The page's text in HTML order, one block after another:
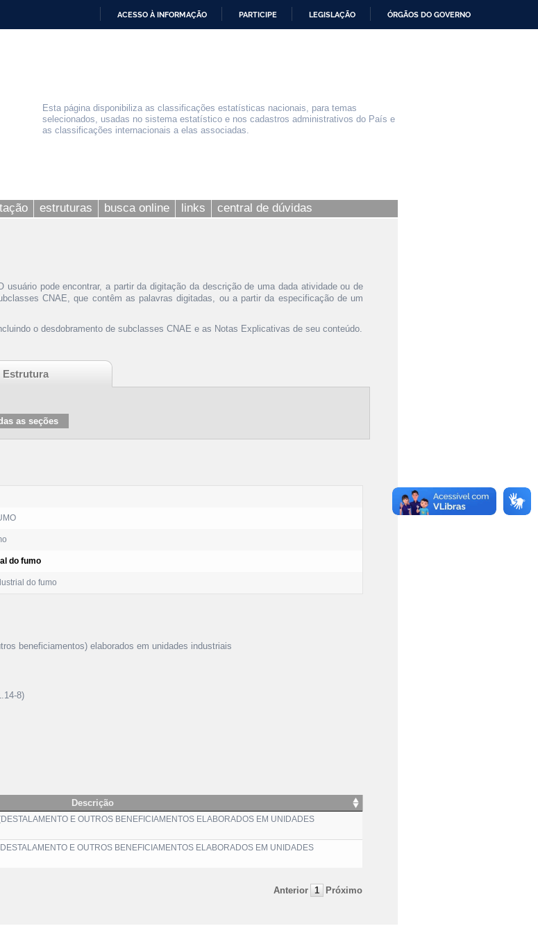
ACESSO À INFORMAÇÃO PARTICIPE LEGISLAÇÃO ÓRGÃOS DO GOVERNO
Esta página disponibiliza as classificações estatísticas nacionais, para temas
selecionados, usadas no sistema estatístico e nos cadastros administrativos do País e
as classificações internacionais a elas associadas.
estruturas busca online links central de dúvidas
pode encontrar, a partir da digitação da descrição de uma dada atividade ou de
CNAE, que contêm as palavras digitadas, ou a partir da especificação de um
o desdobramento de subclasses CNAE e as Notas Explicativas de seu conteúdo.
Estrutura
do fumo
do fumo
beneficiamentos) elaborados em unidades industriais
8)
Descrição
E OUTROS BENEFICIAMENTOS ELABORADOS EM UNIDADES
E OUTROS BENEFICIAMENTOS ELABORADOS EM UNIDADES
Anterior 1 Próximo